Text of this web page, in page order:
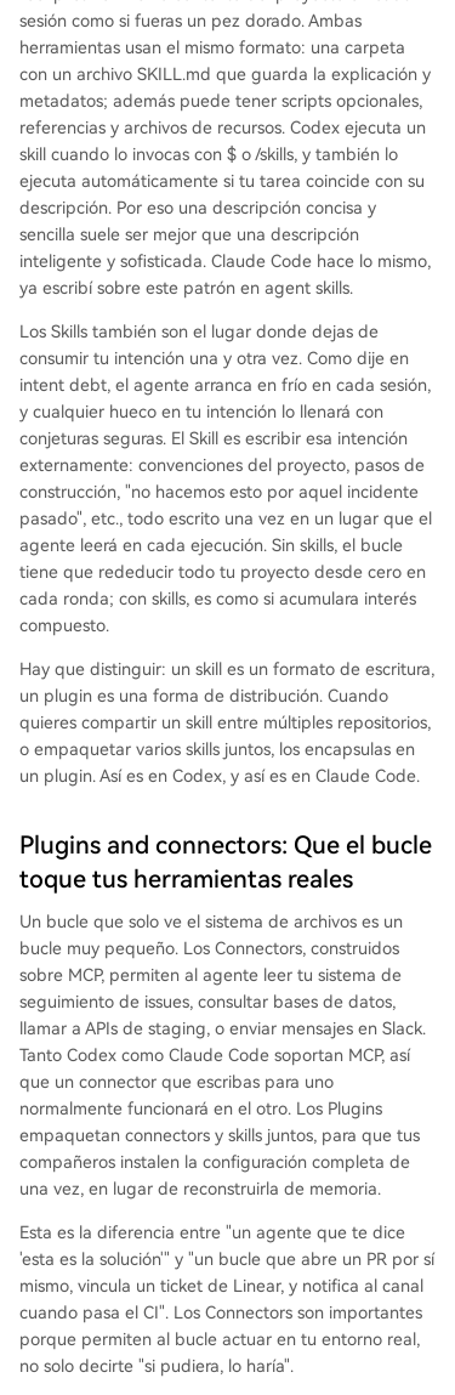
sesión como si fueras un pez dorado. Ambas
herramientas usan el mismo formato: una carpeta
con un archivo SKILL.md que guarda la explicación y
metadatos; además puede tener scripts opcionales,
referencias y archivos de recursos. Codex ejecuta un
skill cuando lo invocas con $ o /skills, y también lo
ejecuta automáticamente si tu tarea coincide con su
descripción. Por eso una descripción concisa y
sencilla suele ser mejor que una descripción
inteligente y sofisticada. Claude Code hace lo mismo,
ya escribí sobre este patrón en agent skills.
Los Skills también son el lugar donde dejas de
consumir tu intención una y otra vez. Como dije en
intent debt, el agente arranca en frío en cada sesión,
y cualquier hueco en tu intención lo llenará con
conjeturas seguras. El Skill es escribir esa intención
externamente: convenciones del proyecto, pasos de
construcción, "no hacemos esto por aquel incidente
pasado", etc., todo escrito una vez en un lugar que el
agente leerá en cada ejecución. Sin skills, el bucle
tiene que rededucir todo tu proyecto desde cero en
cada ronda; con skills, es como si acumulara interés
compuesto.
Hay que distinguir: un skill es un formato de escritura,
un plugin es una forma de distribución. Cuando
quieres compartir un skill entre múltiples repositorios,
o empaquetar varios skills juntos, los encapsulas en
un plugin. Así es en Codex, y así es en Claude Code.
Plugins and connectors: Que el bucle
toque tus herramientas reales
Un bucle que solo ve el sistema de archivos es un
bucle muy pequeño. Los Connectors, construidos
sobre MCP, permiten al agente leer tu sistema de
seguimiento de issues, consultar bases de datos,
llamar a APIs de staging, o enviar mensajes en Slack.
Tanto Codex como Claude Code soportan MCP, así
que un connector que escribas para uno
normalmente funcionará en el otro. Los Plugins
empaquetan connectors y skills juntos, para que tus
compañeros instalen la configuración completa de
una vez, en lugar de reconstruirla de memoria.
Esta es la diferencia entre "un agente que te dice
'esta es la solución'" y "un bucle que abre un PR por sí
mismo, vincula un ticket de Linear, y notifica al canal
cuando pasa el CI". Los Connectors son importantes
porque permiten al bucle actuar en tu entorno real,
no solo decirte "si pudiera, lo haría".